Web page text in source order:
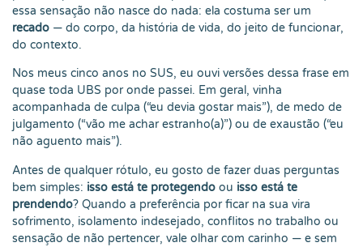
essa sensação não nasce do nada: ela costuma ser um
recado — do corpo, da história de vida, do jeito de funcionar,
do contexto.
Nos meus cinco anos no SUS, eu ouvi versões dessa frase em
quase toda UBS por onde passei. Em geral, vinha
acompanhada de culpa (“eu devia gostar mais”), de medo de
julgamento (“vão me achar estranho(a)”) ou de exaustão (“eu
não aguento mais”).
Antes de qualquer rótulo, eu gosto de fazer duas perguntas
bem simples: isso está te protegendo ou isso está te
prendendo? Quando a preferência por ficar na sua vira
sofrimento, isolamento indesejado, conflitos no trabalho ou
sensação de não pertencer, vale olhar com carinho — e sem